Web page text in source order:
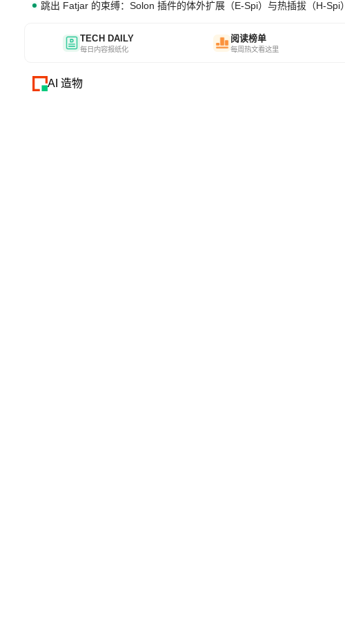
跳出 Fatjar 的束缚：Solon 插件的体外扩展（E-Spi）与热插拔（H-Spi）
TECH DAILY
每日内容报纸化
阅读榜单
每周热文看这里
AI 造物